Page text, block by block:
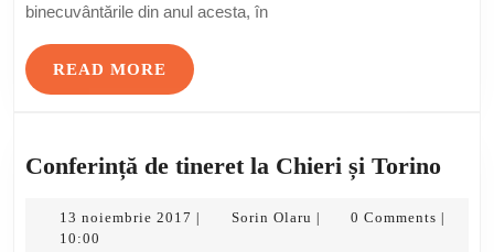
binecuvântările din anul acesta, în
READ MORE READ
MORE
Conferință de tineret la Chieri și Torino
13 noiembrie 2017 13
| Sorin Olaru Sorin
| 0 Comments |
10:00